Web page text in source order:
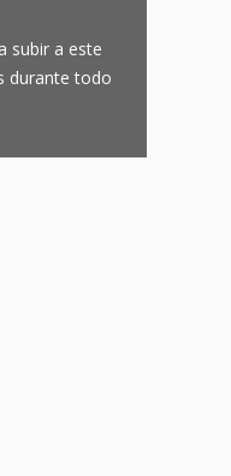
subir a este
durante todo